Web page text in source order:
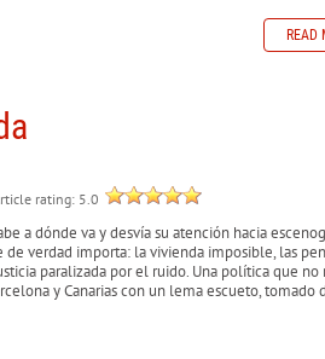
READ
rating: 5.0
a dónde va y desvía su atención hacia
verdad importa: la vivienda imposible, las
paralizada por el ruido. Una política que no
y Canarias con un lema escueto, tomado